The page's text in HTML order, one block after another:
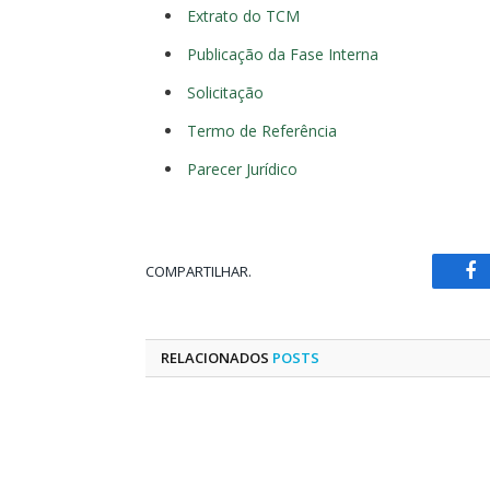
Extrato do TCM
Publicação da Fase Interna
Solicitação
Termo de Referência
Parecer Jurídico
COMPARTILHAR.
RELACIONADOS POSTS